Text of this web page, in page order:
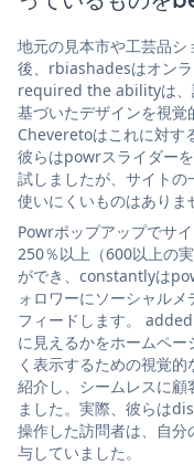
地元の見本市や工芸品
後、rbiashadesはオンラ
required the abilityは、
基づいたデザインを視
Cheveretoはこれに対す
彼らはpowrスライダー
試しましたが、サイト
使いにくいものはありま
Powrポップアップでサ
250％以上（600以上の
ができ、constantlyは
ォロワーにソーシャル
フィードします。
に見えるかをホームペ
く表示するための視覚
紹介し、シームレスに顧
ました。実際、彼らは
操作した訪問者は、自
与していました。